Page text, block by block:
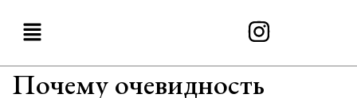
Почему очевидность